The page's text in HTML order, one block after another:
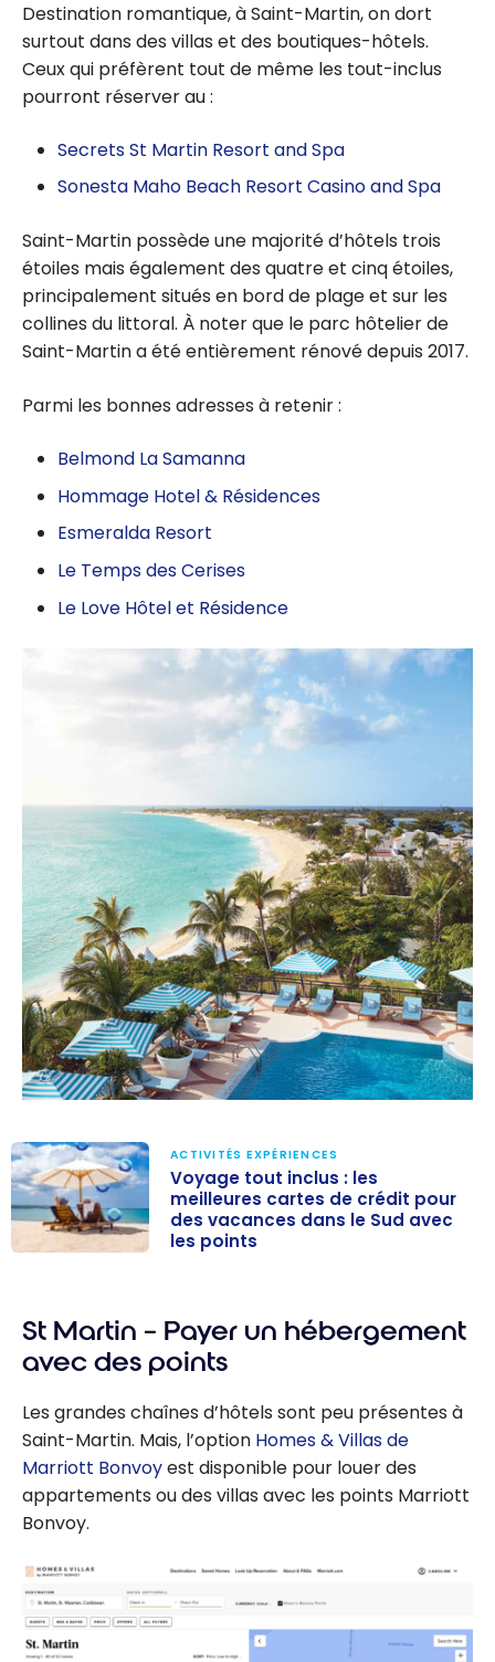
Destination romantique, à Saint-Martin, on dort
surtout dans des villas et des boutiques-hôtels.
Ceux qui préfèrent tout de même les tout-inclus
pourront réserver au :
Secrets St Martin Resort and Spa
Sonesta Maho Beach Resort Casino and Spa
Saint-Martin possède une majorité d’hôtels trois
étoiles mais également des quatre et cinq étoiles,
principalement situés en bord de plage et sur les
collines du littoral. À noter que le parc hôtelier de
Saint-Martin a été entièrement rénové depuis 2017.
Parmi les bonnes adresses à retenir :
Belmond La Samanna
Hommage Hotel & Résidences
Esmeralda Resort
Le Temps des Cerises
Le Love Hôtel et Résidence
meilleures
crédit pour des
vacances dans
le Sud avec les
points
ACTIVITÉS EXPÉRIENCES
Voyage tout inclus : les
meilleures cartes de crédit pour
des vacances dans le Sud avec
les points
St Martin – Payer un hébergement
avec des points
Les grandes chaînes d’hôtels sont peu présentes à
Saint-Martin. Mais, l’option Homes & Villas de
Marriott Bonvoyest disponible pour louer des
appartements ou des villas avec les points Marriott
Bonvoy.